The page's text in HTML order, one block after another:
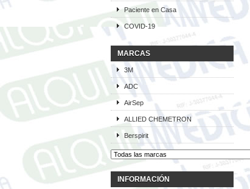
Paciente en Casa
COVID-19
MARCAS
3M
ADC
AirSep
ALLIED CHEMETRON
Berspirit
INFORMACIÓN